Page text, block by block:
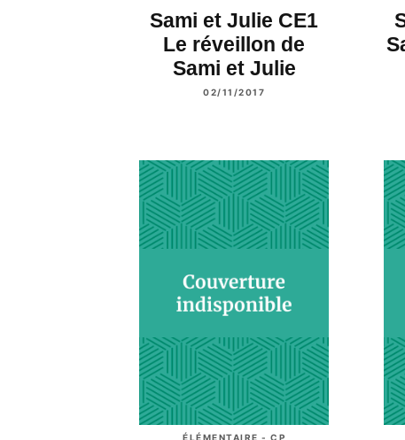
Sami et Julie CE1
Le réveillon de
Sami et Julie
02/11/2017
ÉLÉMENTAIRE - CP